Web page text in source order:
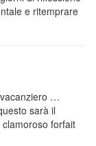
e ritemprare
…
sarà il
forfait